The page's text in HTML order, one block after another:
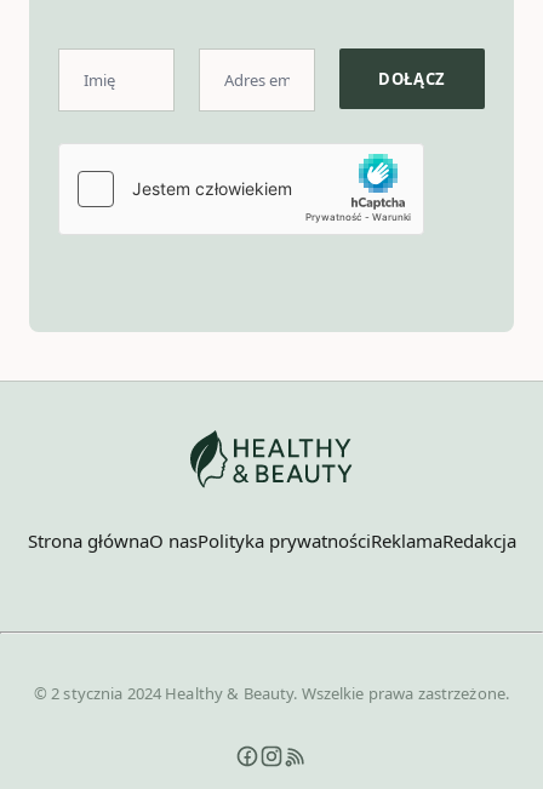
Strona głównaO nasPolityka prywatnościReklamaRedakcja
© 2 stycznia 2024 Healthy & Beauty. Wszelkie prawa zastrzeżone.